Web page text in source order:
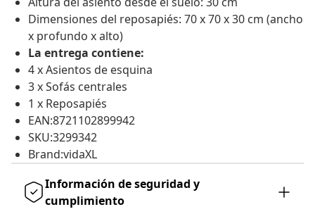
Dimensiones del reposapiés: 70 x 70 x 30 cm (ancho
x profundo x alto)
La entrega contiene:
4 x Asientos de esquina
3 x Sofás centrales
1 x Reposapiés
EAN:8721102899942
SKU:3299342
Brand:vidaXL
Información de seguridad y
cumplimiento